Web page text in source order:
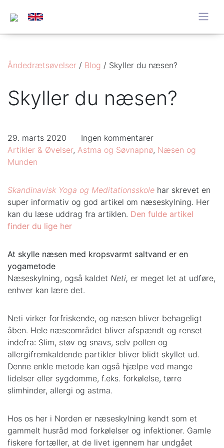
Åndedrætsøvelser / Blog / Skyller du næsen?
Skyller du næsen?
29. marts 2020
Ingen kommentarer
Artikler & Øvelser, Astma og Søvnapnø, Næsen og
Munden
Skandinavisk Yoga og Meditationsskole har skrevet en
super informativ og god artikel om næseskylning. Her
kan du læse uddrag fra artiklen. Den fulde artikel
finder du lige her
At skylle næsen med kropsvarmt saltvand er en
yogametode
Næseskylning, også kaldet Neti, er meget let at udføre,
enhver kan lære det.
Neti virker forfriskende, og næsen bliver behageligt
åben. Hele næseområdet bliver afspændt og renset
indefra: Slim, støv og snavs, selv pollen og
allergifremkaldende partikler bliver blidt skyllet ud.
Denne enkle metode kan også hjælpe ved mange
lidelser eller sygdomme, f.eks. forkølelse, tørre
slimhinder, allergi og astma.
Hos os her i Norden er næseskylning kendt som et
gammelt husråd mod forkølelser og infektioner. Gamle
fiskere fortæller, at de livet igennem har undgået